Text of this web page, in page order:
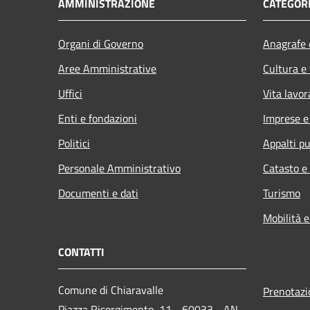
Organi di Governo
Aree Amministrative
Uffici
Enti e fondazioni
Politici
Personale Amministrativo
Documenti e dati
Cultura
Vita
Imprese
Appalti
Catasto
Turismo
Mobilità
CONTATTI
Comune di Chiaravalle